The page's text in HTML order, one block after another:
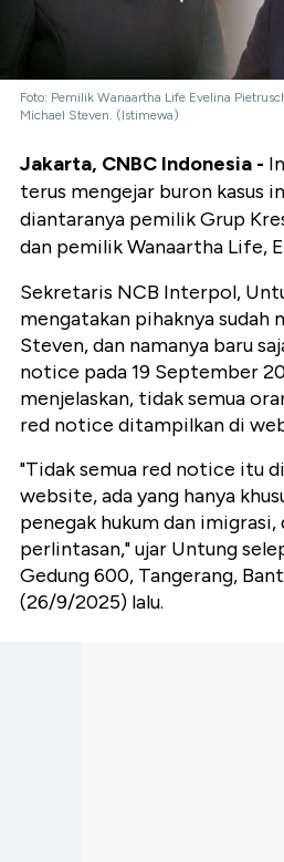
Foto: Pemilik Wanaartha Life Evelina
Michael Steven. (Istimewa)
Jakarta, CNBC Indonesia -
terus mengejar buron kasus
diantaranya pemilik Grup
dan pemilik Wanaartha Life,
Sekretaris NCB Interpol,
mengatakan pihaknya sudah
Steven, dan namanya baru
notice pada 19 September
menjelaskan, tidak semua
red notice ditampilkan di
"Tidak semua red notice itu
website, ada yang hanya
penegak hukum dan
perlintasan," ujar Untung
Gedung 600, Tangerang,
(26/9/2025) lalu.